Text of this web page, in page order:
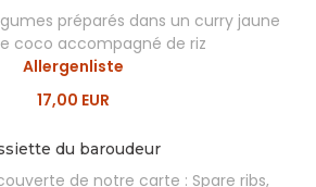
préparés dans un curry jaune
coco accompagné de riz
Allergenliste
17,00 EUR
du baroudeur
de notre carte : Spare ribs,